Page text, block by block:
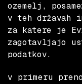
ozemelj,
v teh državah
za katere je
zagotavljajo
podatkov.
v primeru